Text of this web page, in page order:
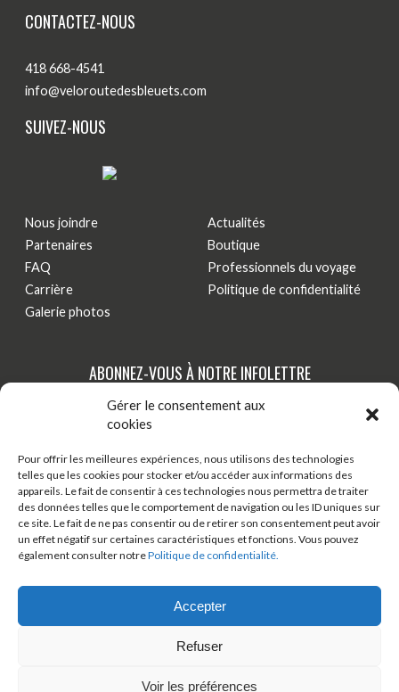
Gérer le consentement aux
cookies
Pour offrir les meilleures expériences, nous utilisons des technologies
telles que les cookies pour stocker et/ou accéder aux informations des
appareils. Le fait de consentir à ces technologies nous permettra de traiter
des données telles que le comportement de navigation ou les ID uniques sur
ce site. Le fait de ne pas consentir ou de retirer son consentement peut avoir
un effet négatif sur certaines caractéristiques et fonctions. Vous pouvez
également consulter notrePolitique de confidentialité.
Accepter
Refuser
Voir les préférences
CONTACTEZ-NOUS
418 668-4541
info@veloroutedesbleuets.com
SUIVEZ-NOUS
Nous joindre
Partenaires
FAQ
Carrière
Galerie photos
Actualités
Boutique
Professionnels du voyage
Politique de confidentialité
ABONNEZ-VOUS À NOTRE INFOLETTRE
Tenez-vous au courant de nos dernières actualités,
nouveautés et promotions par courriel!
S'INSCRIRE
TÉLÉCHARGER ONDAGO
BOUTIQUE EN LIGNE
© 2026 Tous droits réservés - Véloroute des bleuets